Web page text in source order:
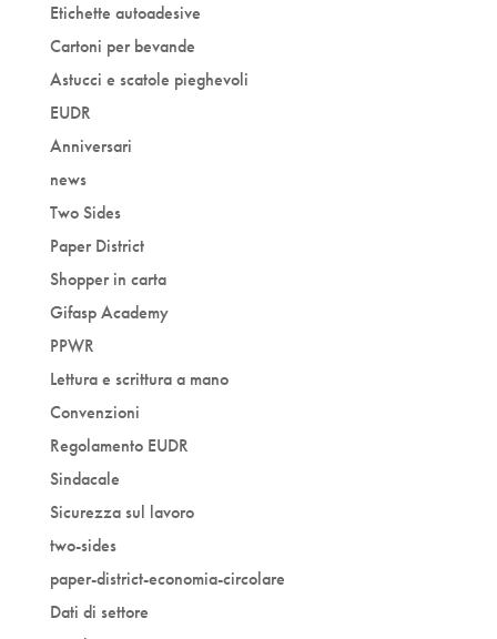
Etichette autoadesive
Cartoni per bevande
Astucci e scatole pieghevoli
EUDR
Anniversari
news
Two Sides
Paper District
Shopper in carta
Gifasp Academy
PPWR
Lettura e scrittura a mano
Convenzioni
Regolamento EUDR
Sindacale
Sicurezza sul lavoro
two-sides
paper-district-economia-circolare
Dati di settore